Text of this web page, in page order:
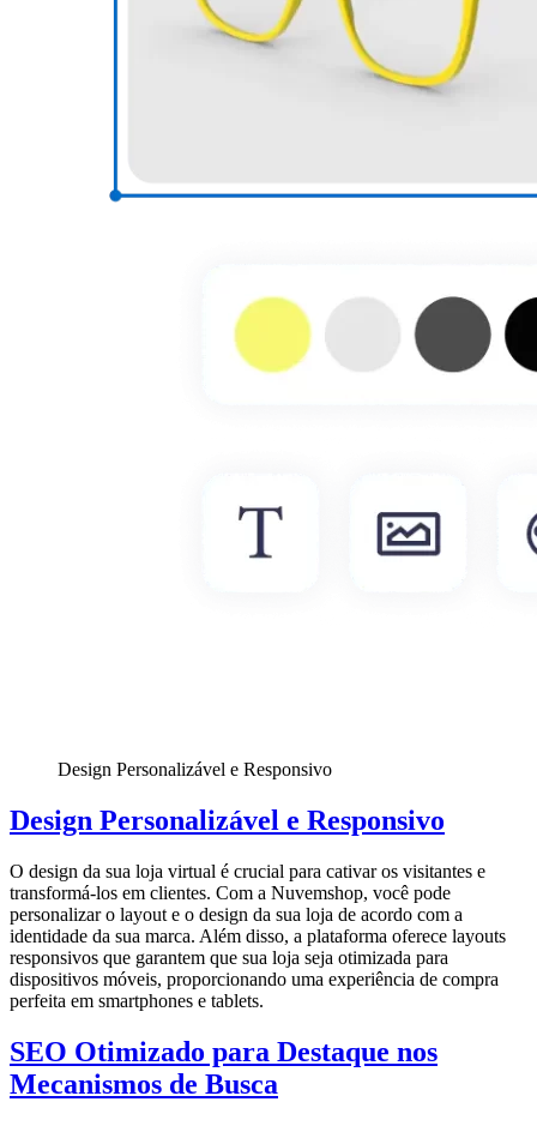
Design Personalizável e Responsivo
Design Personalizável e Responsivo
O design da sua loja virtual é crucial para cativar os visitantes e
transformá-los em clientes. Com a Nuvemshop, você pode
personalizar o layout e o design da sua loja de acordo com a
identidade da sua marca. Além disso, a plataforma oferece layouts
responsivos que garantem que sua loja seja otimizada para
dispositivos móveis, proporcionando uma experiência de compra
perfeita em smartphones e tablets.
SEO Otimizado para Destaque nos
Mecanismos de Busca